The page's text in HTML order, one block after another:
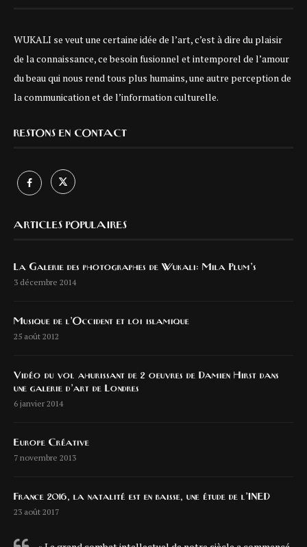
WUKALI se veut une certaine idée de l’art, c’est à dire du plaisir
de la connaissance, ce besoin fusionnel et intemporel de l’amour
du beau qui nous rend tous plus humains, une autre perception de
la communication et de l’information culturelle.
RESTONS EN CONTACT
ARTICLES POPULAIRES
La Galerie des photographes de Wukali: Mila Plum’s
3 décembre 2014
Musique de l’Occident et loi islamique
25 août 2012
Vidéo du vol ahurissant de 2 oeuvres de Damien Hirst dans
une galerie d’art de Londres
6 janvier 2014
Europe Créative
7 novembre 2013
France 2016, la natalité est en baisse, une étude de l’INED
23 août 2017